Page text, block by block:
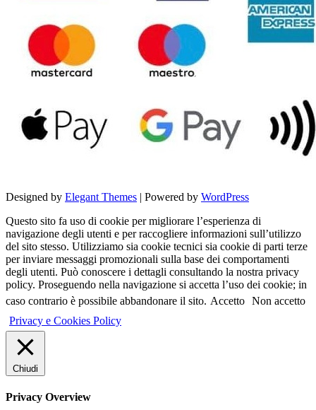
Designed by Elegant Themes | Powered by WordPress
Questo sito fa uso di cookie per migliorare l’esperienza di
navigazione degli utenti e per raccogliere informazioni sull’utilizzo
del sito stesso. Utilizziamo sia cookie tecnici sia cookie di parti terze
per inviare messaggi promozionali sulla base dei comportamenti
degli utenti. Può conoscere i dettagli consultando la nostra privacy
policy. Proseguendo nella navigazione si accetta l’uso dei cookie; in
caso contrario è possibile abbandonare il sito. Accetto Non accetto
Privacy e Cookies Policy
Chiudi
Privacy Overview